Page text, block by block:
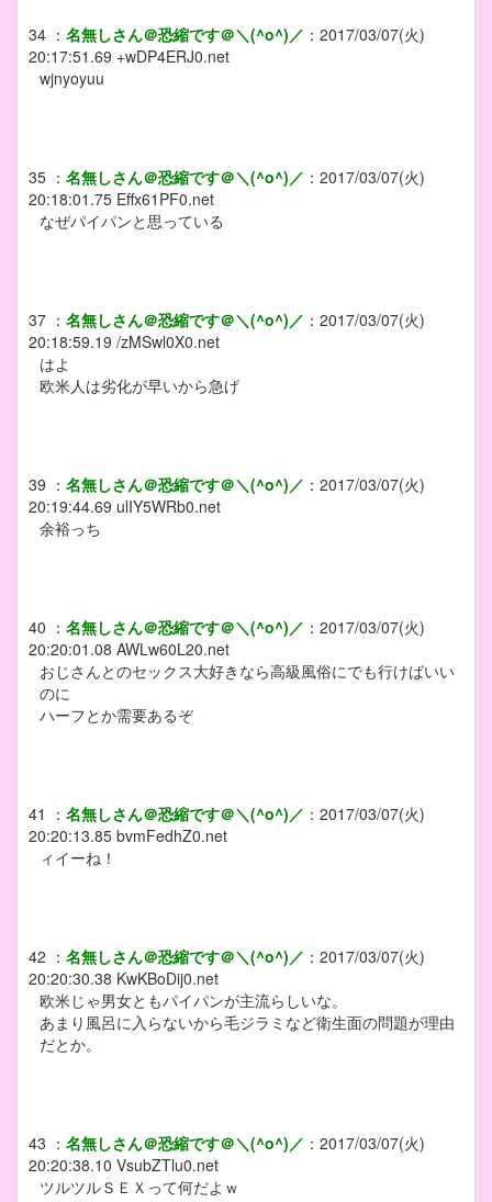
34 ： 名無しさん＠恐縮です＠＼(^o^)／ ： 2017/03/07(火)
20:17:51.69 +wDP4ERJ0.net
wjnyoyuu
35 ： 名無しさん＠恐縮です＠＼(^o^)／ ： 2017/03/07(火)
20:18:01.75 Effx61PF0.net
なぜパイパンと思っている
37 ： 名無しさん＠恐縮です＠＼(^o^)／ ： 2017/03/07(火)
20:18:59.19 /zMSwl0X0.net
はよ
欧米人は劣化が早いから急げ
39 ： 名無しさん＠恐縮です＠＼(^o^)／ ： 2017/03/07(火)
20:19:44.69 ulIY5WRb0.net
余裕っち
40 ： 名無しさん＠恐縮です＠＼(^o^)／ ： 2017/03/07(火)
20:20:01.08 AWLw60L20.net
おじさんとのセックス大好きなら高級風俗にでも行けばいい
のに
ハーフとか需要あるぞ
41 ： 名無しさん＠恐縮です＠＼(^o^)／ ： 2017/03/07(火)
20:20:13.85 bvmFedhZ0.net
ィイーね！
42 ： 名無しさん＠恐縮です＠＼(^o^)／ ： 2017/03/07(火)
20:20:30.38 KwKBoDij0.net
欧米じゃ男女ともパイパンが主流らしいな。
あまり風呂に入らないから毛ジラミなど衛生面の問題が理由
だとか。
43 ： 名無しさん＠恐縮です＠＼(^o^)／ ： 2017/03/07(火)
20:20:38.10 VsubZTlu0.net
ツルツルＳＥＸって何だよｗ